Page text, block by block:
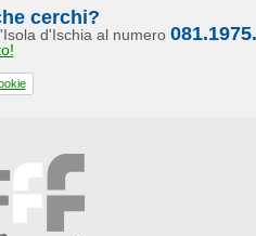
cerchi?
d'Ischia al numero